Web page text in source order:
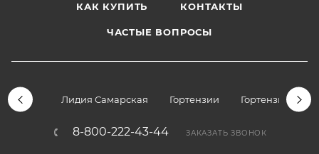
КАК КУПИТЬ КОНТАКТЫ
ЧАСТЫЕ ВОПРОСЫ
Лидия Самарская Гортензии Гортензии
8-800-222-43-44 ЗАКАЗАТЬ ЗВОНОК